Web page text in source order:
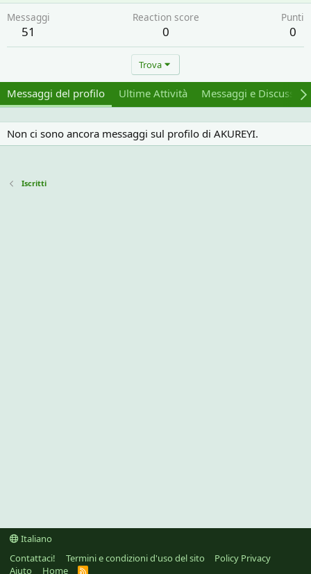
Messaggi
51
Reaction score
0
Punti
0
Trova
Messaggi del profilo Ultime Attività Messaggi e
Non ci sono ancora messaggi sul profilo di AKUREYI.
Iscritti
Italiano
Contattaci!
Termini e condizioni d'uso del sito
Policy Privacy
Aiuto
Home R